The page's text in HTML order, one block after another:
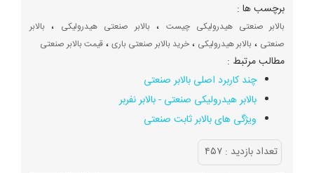
برچسب ها :
بالابر صنعتی هیدرولیکی چیست،بالابر صنعتی هیدرولیکی ،بالابر
صنعتی ، بالابر هیدرولیکی ، خرید بالابر صنعتی باری، قیمت بالابر صنعتی
مطالب مرتبط :
چند کاربرد اصلی بالابر صنعتی
بالابر هیدرولیکی صنعتی - بالابر نفربر
ویژگی های بالابر ثابت صنعتی
تعداد بازديد : ۴۵۷